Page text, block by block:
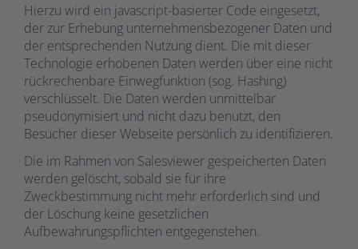
Hierzu wird ein javascript-basierter Code eingesetzt,
der zur Erhebung unternehmensbezogener Daten und
der entsprechenden Nutzung dient. Die mit dieser
Technologie erhobenen Daten werden über eine nicht
rückrechenbare Einwegfunktion (sog. Hashing)
verschlüsselt. Die Daten werden unmittelbar
pseudonymisiert und nicht dazu benutzt, den
Besucher dieser Webseite persönlich zu identifizieren.
Die im Rahmen von Salesviewer gespeicherten Daten
werden gelöscht, sobald sie für ihre
Zweckbestimmung nicht mehr erforderlich sind und
der Löschung keine gesetzlichen
Aufbewahrungspflichten entgegenstehen.